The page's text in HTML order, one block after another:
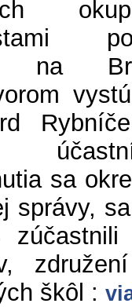
na
sa
správy,
škôl :